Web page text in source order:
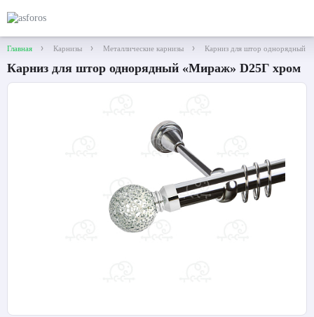
Главная Карнизы Металлические карнизы Карниз для штор однорядный
Карниз для штор однорядный «Мираж» D25Г хром